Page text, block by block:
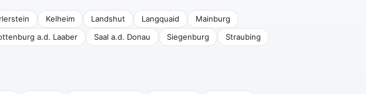
Kelheim Landshut Langquaid
Mainburg
a.d. Laaber Saal a.d. Donau Siegenburg
Straubing